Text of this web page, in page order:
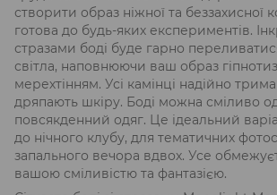
створити образ ніжної та беззахисної
готова до будь-яких експериментів.
стразами боді буде гарно
світла, наповнюючи ваш образ
мерехтінням. Усі камінці надійно
дряпають шкіру. Боді можна сміливо
повсякденний одяг. Це ідеальний
до нічного клубу, для тематичних
запального вечора вдвох. Усе
вашою сміливістю та фантазією.